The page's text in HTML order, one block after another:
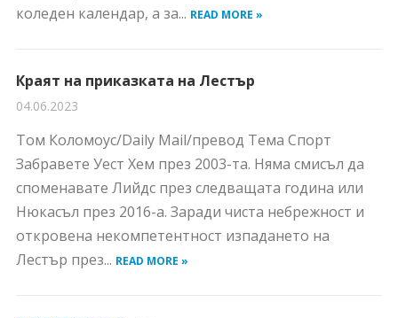
коледен календар, а за... READ MORE »
Краят на приказката на Лестър
04.06.2023
Том Коломоус/Daily Mail/превод Тема Спорт
Забравете Уест Хем през 2003-та. Няма смисъл да
споменавате Лийдс през следващата година или
Нюкасъл през 2016-а. Заради чиста небрежност и
откровена некомпетентност изпадането на
Лестър през... READ MORE »